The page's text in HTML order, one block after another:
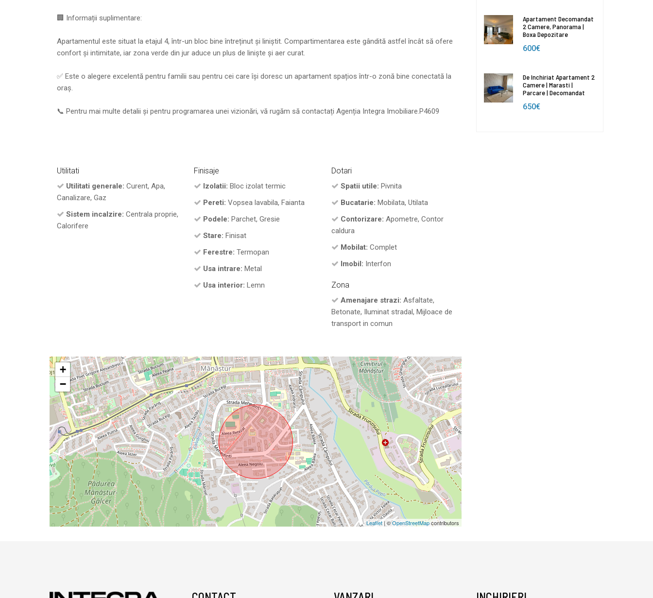
🏢 Informații suplimentare:
Apartamentul este situat la etajul 4, într-un bloc bine întreținut și liniștit. Compartimentarea este gândită astfel încât să ofere
confort și intimitate, iar zona verde din jur aduce un plus de liniște și aer curat.
✅ Este o alegere excelentă pentru familii sau pentru cei care își doresc un apartament spațios într-o zonă bine conectată la
oraș.
📞 Pentru mai multe detalii și pentru programarea unei vizionări, vă rugăm să contactați Agenția Integra Imobiliare.P4609
Utilitati
Utilitati generale: Curent, Apa,
Canalizare, Gaz
Sistem incalzire: Centrala proprie,
Calorifere
Finisaje
Izolatii: Bloc izolat termic
Pereti: Vopsea lavabila, Faianta
Podele: Parchet, Gresie
Stare: Finisat
Ferestre: Termopan
Usa intrare: Metal
Usa interior: Lemn
Dotari
Spatii utile: Pivnita
Bucatarie: Mobilata, Utilata
Contorizare: Apometre, Contor
caldura
Mobilat: Complet
Imobil: Interfon
Zona
Amenajare strazi: Asfaltate,
Betonate, Iluminat stradal, Mijloace de
transport in comun
+
−
Leaflet| ©OpenStreetMapcontributors
Apartament Decomandat
2 Camere, Panorama |
Boxa Depozitare
600€
De Inchiriat Apartament 2
Camere | Marasti |
Parcare | Decomandat
650€